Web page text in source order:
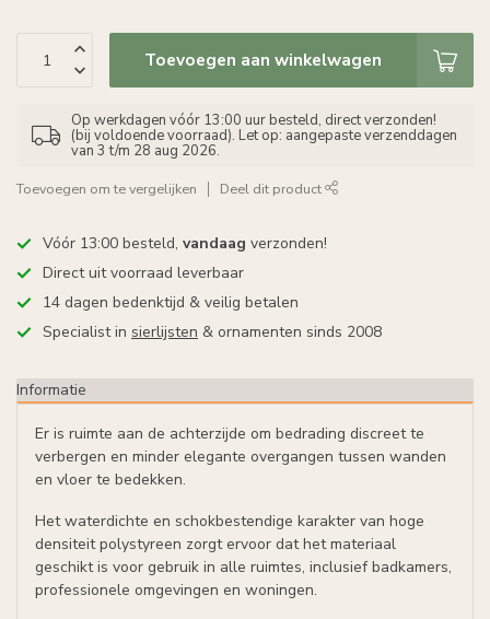
Toevoegen aan winkelwagen
Op werkdagen vóór 13:00 uur besteld, direct verzonden!
(bij voldoende voorraad). Let op: aangepaste verzenddagen
van 3 t/m 28 aug 2026.
Toevoegen om te vergelijken Deel dit product
Vóór 13:00 besteld, vandaag verzonden!
Direct uit voorraad leverbaar
14 dagen bedenktijd & veilig betalen
Specialist in sierlijsten & ornamenten sinds 2008
Informatie
Er is ruimte aan de achterzijde om bedrading discreet te
verbergen en minder elegante overgangen tussen wanden
en vloer te bedekken.
Het waterdichte en schokbestendige karakter van hoge
densiteit polystyreen zorgt ervoor dat het materiaal
geschikt is voor gebruik in alle ruimtes, inclusief badkamers,
professionele omgevingen en woningen.